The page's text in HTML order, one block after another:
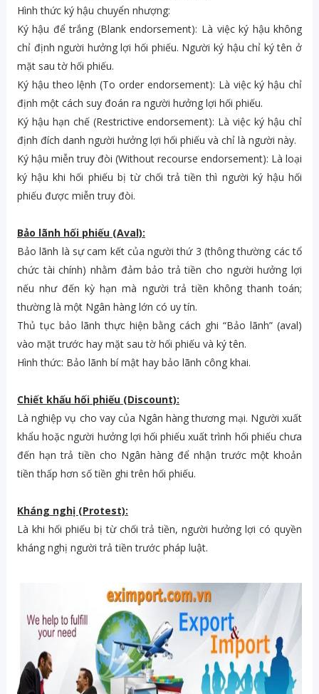
Hình thức ký hậu chuyển nhượng:
Ký hậu để trắng (Blank endorsement): Là việc ký hậu không
chỉ định người hưởng lợi hối phiếu. Người ký hậu chỉ ký tên ở
mặt sau tờ hối phiếu.
Ký hậu theo lệnh (To order endorsement): Là việc ký hậu chỉ
định một cách suy đoán ra người hưởng lợi hối phiếu.
Ký hậu hạn chế (Restrictive endorsement): Là việc ký hậu chỉ
định đích danh người hưởng lợi hối phiếu và chỉ là người này.
Ký hậu miễn truy đòi (Without recourse endorsement): Là loại
ký hậu khi hối phiếu bị từ chối trả tiền thì người ký hậu hối
phiếu được miễn truy đòi.
Bảo lãnh hối phiếu (Aval):
Bảo lãnh là sự cam kết của người thứ 3 (thông thường các tổ
chức tài chính) nhằm đảm bảo trả tiền cho người hưởng lợi
nếu như đến kỳ hạn mà người trả tiền không thanh toán;
thường là một Ngân hàng lớn có uy tín.
Thủ tục bảo lãnh thực hiện bằng cách ghi “Bảo lãnh” (aval)
vào mặt trước hay mặt sau tờ hối phiếu và ký tên.
Hình thức: Bảo lãnh bí mật hay bảo lãnh công khai.
Chiết khấu hối phiếu (Discount):
Là nghiệp vụ cho vay của Ngân hàng thương mại. Người xuất
khẩu hoặc người hưởng lợi hối phiếu xuất trình hối phiếu chưa
đến hạn trả tiền cho Ngân hàng để nhận trước một khoản
tiền thấp hơn số tiền ghi trên hối phiếu.
Kháng nghị (Protest):
Là khi hối phiếu bị từ chối trả tiền, người hưởng lợi có quyền
kháng nghị người trả tiền trước pháp luật.